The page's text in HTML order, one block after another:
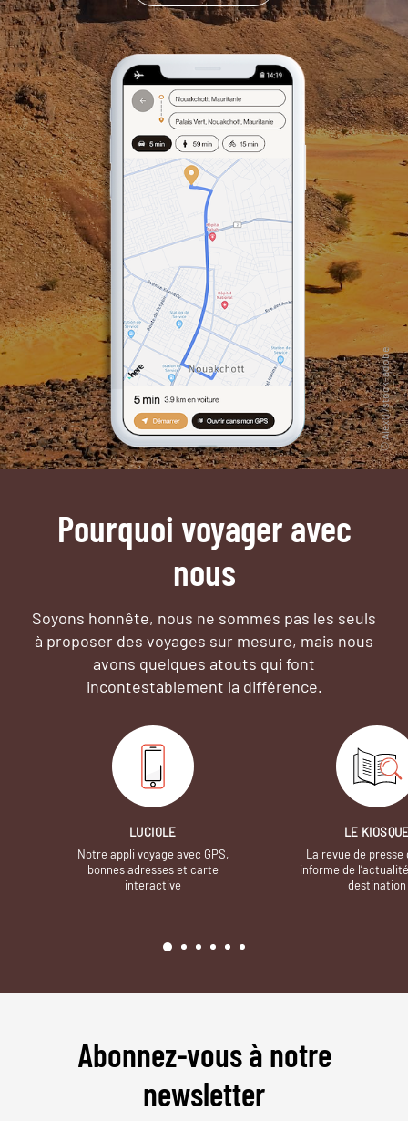
Pourquoi voyager avec
nous
Soyons honnête, nous ne sommes pas les seuls
à proposer des voyages sur mesure, mais nous
avons quelques atouts qui font
incontestablement la différence.
LUCIOLE
Notre appli voyage avec GPS,
bonnes adresses et carte
interactive
LE
La revue de presse
informe de
destination
Abonnez-vous à notre
newsletter